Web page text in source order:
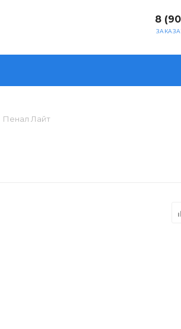
8
Пенал Лайт